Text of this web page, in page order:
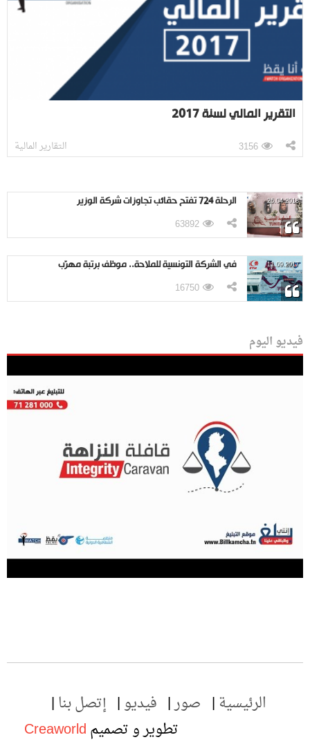
التقرير المالي لسنة 2017
التقارير المالية 3156
26.04.2018 الرحلة 724 تفتح حقائب تجاوزات شركة الوزير
63892
11.09.2017 في الشركة التونسية للملاحة.. موظف برتبة مهرّب
16750
فيديو اليوم
الرئيسية صور فيديو
إتصل بنا
تطوير و تصميمCreaworld